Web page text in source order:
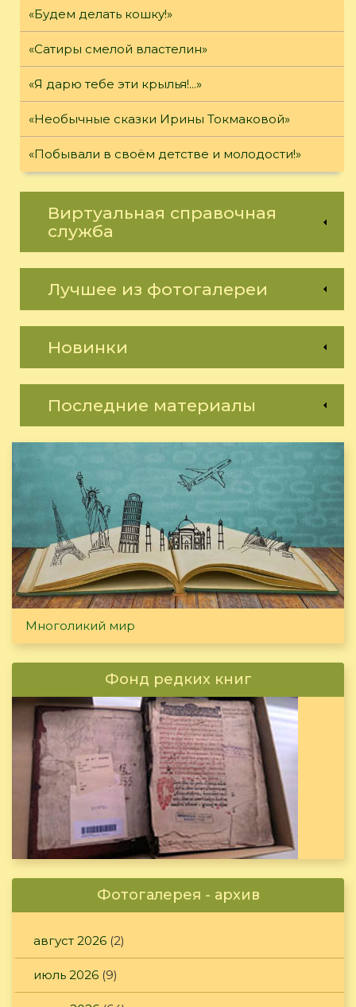
«Будем делать кошку!»
«Сатиры смелой властелин»
«Я дарю тебе эти крылья!...»
«Необычные сказки Ирины Токмаковой»
«Побывали в своём детстве и молодости!»
Виртуальная справочная
служба
Лучшее из фотогалереи
Новинки
Последние материалы
Многоликий мир
Фонд редких книг
Фотогалерея - архив
август 2026 (2)
июль 2026 (9)